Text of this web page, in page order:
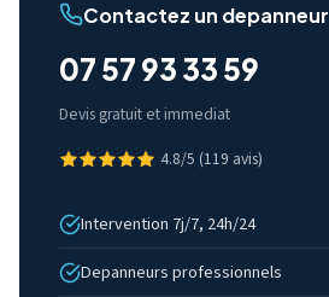
Contactez un depanneur
07 57 93 33 59
Devis gratuit et immediat
4.8/5 (119 avis)
Intervention 7j/7, 24h/24
Depanneurs professionnels